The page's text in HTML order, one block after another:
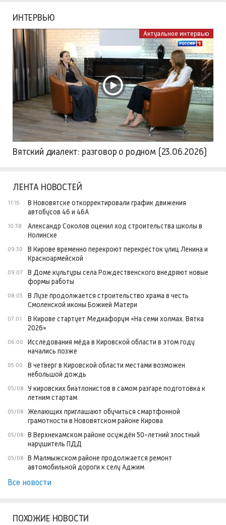
ИНТЕРВЬЮ
Актуальное интервью
Вятский диалект: разговор о родном (23.06.2026)
ЛЕНТА НОВОСТЕЙ
11:15
В Нововятске откорректировали график движения
автобусов 46 и 46А
10:38
Александр Соколов оценил ход строительства школы в
Нолинске
09:30
В Кирове временно перекроют перекресток улиц Ленина и
Красноармейской
09:07
В Доме культуры села Рождественского внедряют новые
формы работы
08:03
В Лузе продолжается строительство храма в честь
Смоленской иконы Божией Матери
07:01
В Кирове стартует Медиафорум «На семи холмах. Вятка
2026»
06:00
Исследования мёда в Кировской области в этом году
начались позже
05:00
В четверг в Кировской области местами возможен
небольшой дождь
05/08
У кировских биатлонистов в самом разгаре подготовка к
летним стартам
05/08
Желающих приглашают обучиться смартфонной
грамотности в Нововятском районе Кирова
05/08
В Верхнекамском районе осуждён 50-летний злостный
нарушитель ПДД
05/08
В Малмыжском районе продолжается ремонт
автомобильной дороги к селу Аджим
Все новости
ПОХОЖИЕ НОВОСТИ